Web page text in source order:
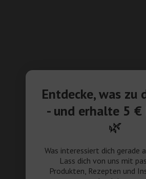
Entdecke, was zu
- und erhalte 5 €
🌿
Was interessiert dich gerade
Lass dich von uns mit
Produkten, Rezepten und